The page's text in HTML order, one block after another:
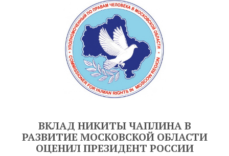
ВКЛАД НИКИТЫ ЧАПЛИНА В
РАЗВИТИЕ МОСКОВСКОЙ ОБЛАСТИ
ОЦЕНИЛ ПРЕЗИДЕНТ РОССИИ